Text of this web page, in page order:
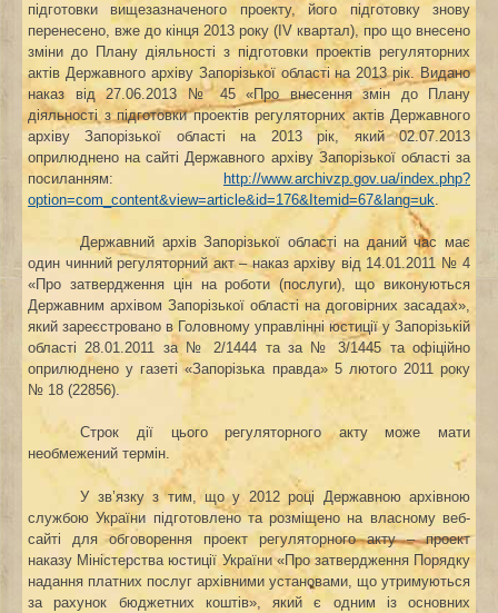
підготовки вищезазначеного проекту, його підготовку знову
перенесено, вже до кінця 2013 року (ІV квартал), про що внесено
зміни до Плану діяльності з підготовки проектів регуляторних
актів Державного архіву Запорізької області на 2013 рік. Видано
наказ від 27.06.2013 № 45 «Про внесення змін до Плану
діяльності з підготовки проектів регуляторних актів Державного
архіву Запорізької області на 2013 рік, який 02.07.2013
оприлюднено на сайті Державного архіву Запорізької області за
посиланням:
http://www.archivzp.gov.ua/index.php?
option=com_content&view=article&id=176&Itemid=67&lang=uk.
Державний архів Запорізької області на даний час має
один чинний регуляторний акт – наказ архіву від 14.01.2011 № 4
«Про затвердження цін на роботи (послуги), що виконуються
Державним архівом Запорізької області на договірних засадах»,
який зареєстровано в Головному управлінні юстиції у Запорізькій
області 28.01.2011 за № 2/1444 та за № 3/1445 та офіційно
оприлюднено у газеті «Запорізька правда» 5 лютого 2011 року
№ 18 (22856).
Строк дії цього регуляторного акту може мати
необмежений термін.
У зв’язку з тим, що у 2012 році Державною архівною
службою України підготовлено та розміщено на власному веб-
сайті для обговорення проект регуляторного акту – проект
наказу Міністерства юстиції України «Про затвердження Порядку
надання платних послуг архівними установами, що утримуються
за рахунок бюджетних коштів», який є одним із основних